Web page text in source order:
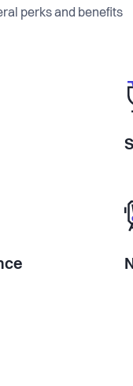
perks and benefits